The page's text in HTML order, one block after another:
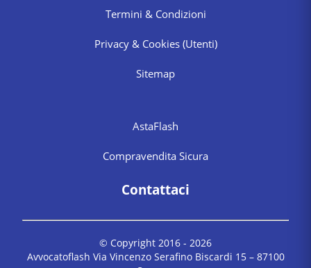
Termini & Condizioni
Privacy & Cookies (Utenti)
Sitemap
AstaFlash
Compravendita Sicura
Contattaci
© Copyright 2016 - 2026
Avvocatoflash Via Vincenzo Serafino Biscardi 15 – 87100